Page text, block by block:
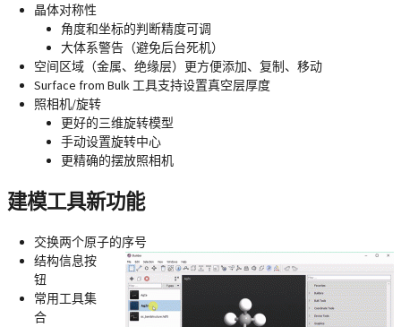
晶体对称性
角度和坐标的判断精度可调
大体系警告（避免后台死机）
空间区域（金属、绝缘层）更方便添加、复制、移动
Surface from Bulk 工具支持设置真空层厚度
照相机/旋转
更好的三维旋转模型
手动设置旋转中心
更精确的摆放照相机
建模工具新功能
交换两个原子的序号
结构信息按
钮
常用工具集
合